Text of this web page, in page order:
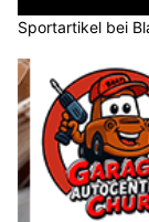
Sportartikel bei